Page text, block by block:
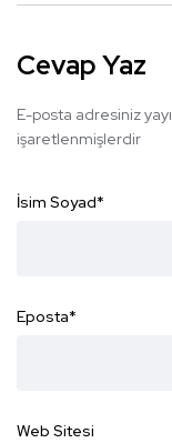
Cevap Yaz
E-posta adresiniz
işaretlenmişlerdir
İsim Soyad*
Eposta*
Web Sitesi